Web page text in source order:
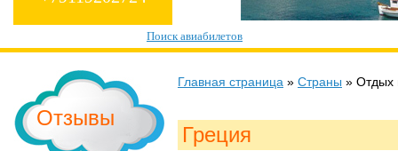
Поиск авиабилетов
Отзывы
Главная страница » Страны » Отдых
Греция